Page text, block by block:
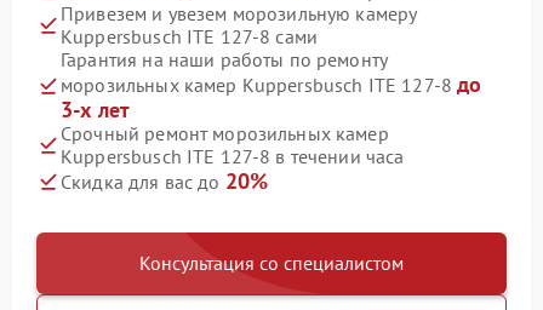
Привезем и увезем морозильную камеру
Kuppersbusch ITE 127-8 сами
Гарантия на наши работы по ремонту
морозильных камер Kuppersbusch ITE 127-8до
3-х лет
Срочный ремонт морозильных камер
Kuppersbusch ITE 127-8 в течении часа
Скидка для вас до 20%
Консультация со специалистом